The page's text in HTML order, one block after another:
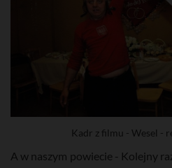
Kadr z filmu - Wesel -
A w naszym powiecie - Kolejny